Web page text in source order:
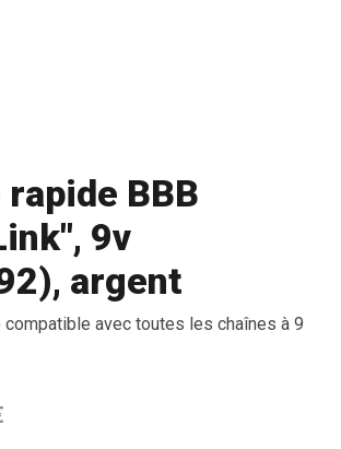
BBB
9v
argent
compatible avec toutes les chaînes à 9